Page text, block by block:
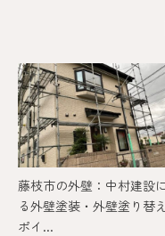
藤枝市の外壁：中村建設
る外壁塗装・外壁塗り替
ポイ...